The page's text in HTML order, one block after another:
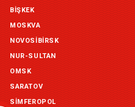
in stock:not in stock
Склад Екатеринбург (г.
in stock:not in stock
Склад Казань (г. Казань,
in stock:not in stock
BIŞKEK
MOSKVA
NOVOSIBIRSK
NUR-SULTAN
OMSK
SARATOV
SIMFEROPOL